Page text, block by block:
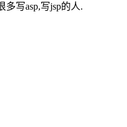
多写asp,写jsp的人.